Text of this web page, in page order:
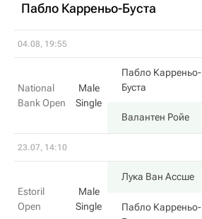
Пабло Карреньо-Буста
04.08, 19:55
National
Bank Open
Male
Single
Пабло Карреньо-
Буста
Валантен Ройе
23.07, 14:10
Estoril
Open
Male
Single
Лука Ван Ассше
Пабло Карреньо-